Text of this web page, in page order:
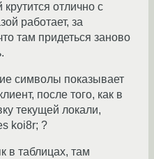
крутится отлично с
работает, за
там придеться заново
символы показывает
после того, как в
текущей локали,
koi8r; ?
в таблицах, там